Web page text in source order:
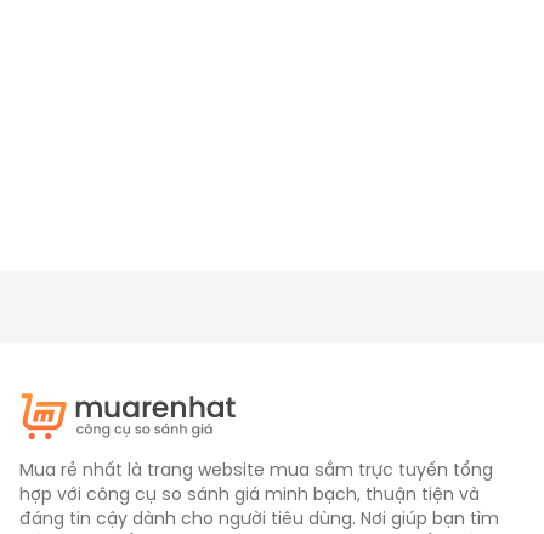
Mua rẻ nhất là trang website mua sắm trực tuyến tổng
hợp với công cụ so sánh giá minh bạch, thuận tiện và
đáng tin cậy dành cho người tiêu dùng. Nơi giúp bạn tìm